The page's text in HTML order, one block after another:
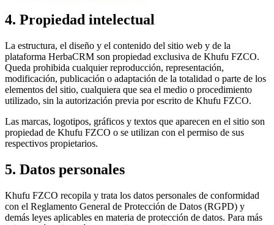
4. Propiedad intelectual
La estructura, el diseño y el contenido del sitio web y de la
plataforma HerbaCRM son propiedad exclusiva de Khufu FZCO.
Queda prohibida cualquier reproducción, representación,
modificación, publicación o adaptación de la totalidad o parte de los
elementos del sitio, cualquiera que sea el medio o procedimiento
utilizado, sin la autorización previa por escrito de Khufu FZCO.
Las marcas, logotipos, gráficos y textos que aparecen en el sitio son
propiedad de Khufu FZCO o se utilizan con el permiso de sus
respectivos propietarios.
5. Datos personales
Khufu FZCO recopila y trata los datos personales de conformidad
con el Reglamento General de Protección de Datos (RGPD) y
demás leyes aplicables en materia de protección de datos. Para más